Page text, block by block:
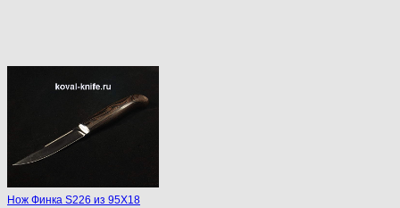
Нож Финка S226 из 95Х18